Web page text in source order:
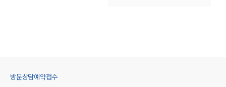
방문상담예약접수